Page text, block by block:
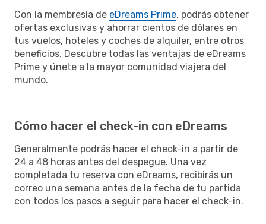
Con la membresía de eDreams Prime, podrás obtener
ofertas exclusivas y ahorrar cientos de dólares en
tus vuelos, hoteles y coches de alquiler, entre otros
beneficios. Descubre todas las ventajas de eDreams
Prime y únete a la mayor comunidad viajera del
mundo.
Cómo hacer el check-in con eDreams
Generalmente podrás hacer el check-in a partir de
24 a 48 horas antes del despegue. Una vez
completada tu reserva con eDreams, recibirás un
correo una semana antes de la fecha de tu partida
con todos los pasos a seguir para hacer el check-in.